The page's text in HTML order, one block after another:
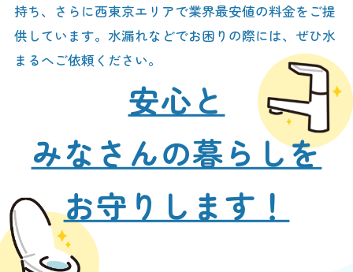
持ち、さらに西東京エリアで業界最安値の料金をご提
供しています。水漏れなどでお困りの際には、ぜひ水
まるへご依頼ください。
安心と
みなさんの暮らしを
お守りします！